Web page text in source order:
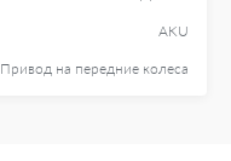
AKU
Привод на передние колеса